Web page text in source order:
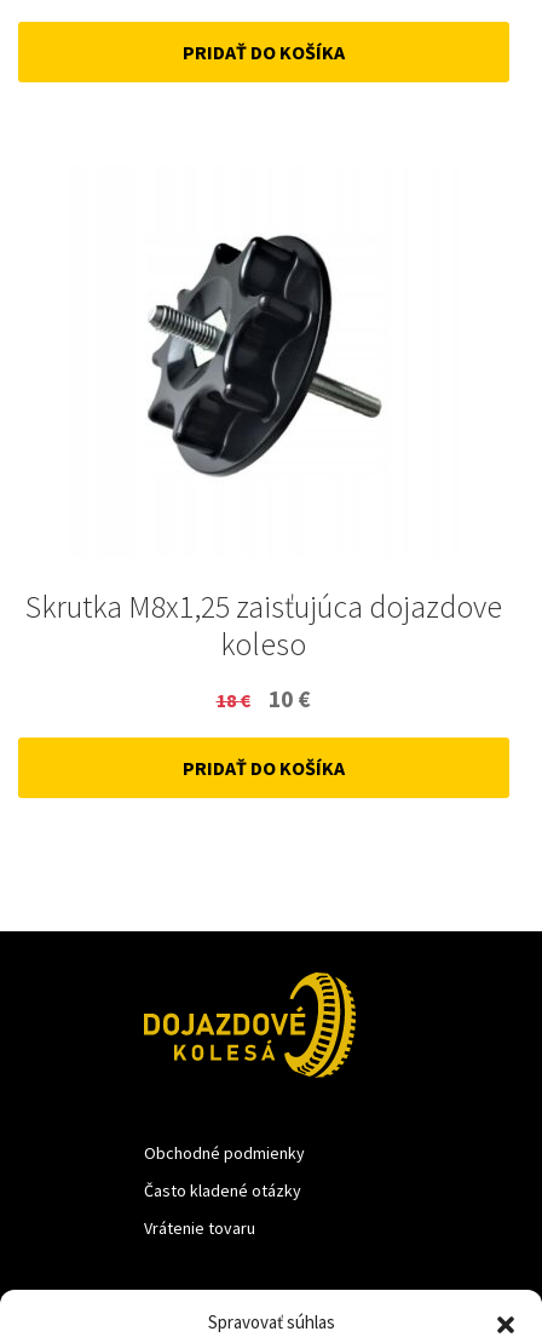
Spravovať súhlas
price
was:
price
is:
PRIDAŤ DO KOŠÍKA
Skrutka M8x1,25 zaisťujúca dojazdove
koleso
18€
Original
price
was:
10 €
price
is:
PRIDAŤ DO KOŠÍKA
Obchodné podmienky
Často kladené otázky
Vrátenie tovaru